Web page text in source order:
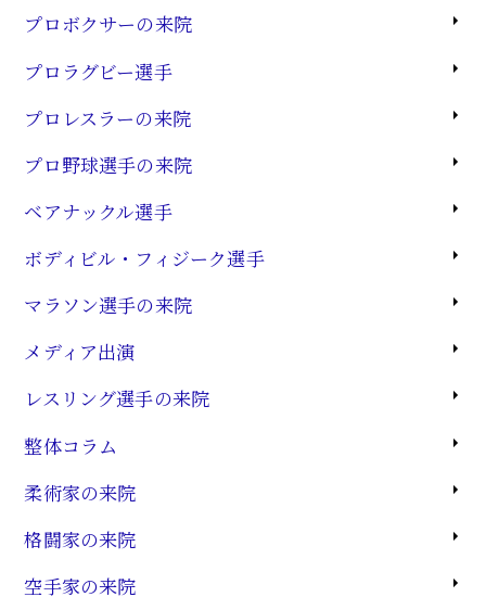
プロボクサーの来院
プロラグビー選手
プロレスラーの来院
プロ野球選手の来院
ベアナックル選手
ボディビル・フィジーク選手
マラソン選手の来院
メディア出演
レスリング選手の来院
整体コラム
柔術家の来院
格闘家の来院
空手家の来院